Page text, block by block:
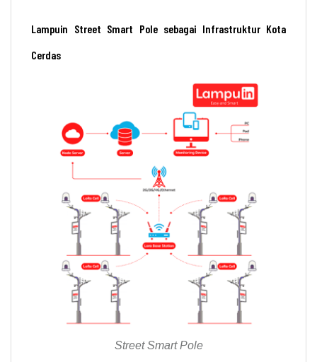
Lampuin Street Smart Pole sebagai Infrastruktur Kota
Cerdas
Street Smart Pole